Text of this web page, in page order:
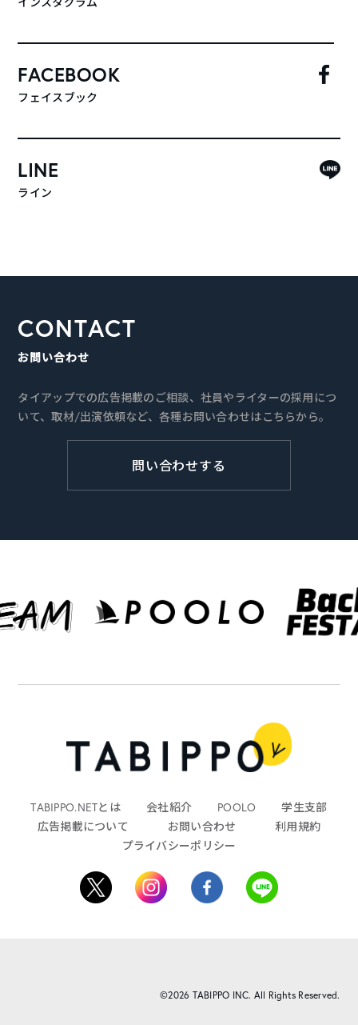
FACEBOOK
フェイスブック
LINE
ライン
CONTACT
お問い合わせ
タイアップでの広告掲載のご相談、社員やライターの採用につ
いて、取材/出演依頼など、各種お問い合わせはこちらから。
問い合わせする
TABIPPO.NETとは 会社紹介 POOLO
学生支部
広告掲載について
お問い合わせ
利用規約
プライバシーポリシー
©2026 TABIPPO INC. All Rights Reserved.